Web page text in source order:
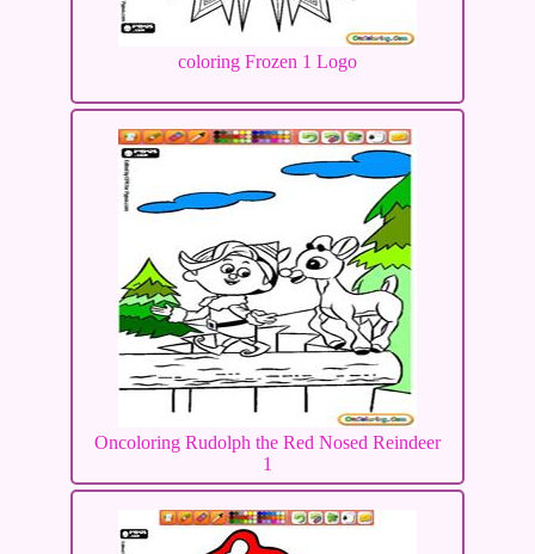
coloring Frozen 1 Logo
Oncoloring Rudolph the Red Nosed Reindeer
1